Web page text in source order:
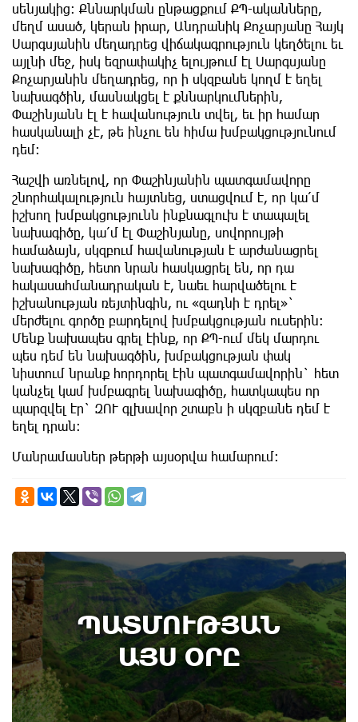
սենյակից։ Քննարկման ընթացքում ՔՊ-ականները,
մեղմ ասած, կերան իրար, Անդրանիկ Քոչարյանը Հայկ
Սարգսյանին մեղադրեց վիճակագրություն կեղծելու եւ
այլնի մեջ, իսկ եզրափակիչ ելույթում էլ Սարգսյանը
Քոչարյանին մեղադրեց, որ ի սկզբանե կողմ է եղել
նախագծին, մասնակցել է քննարկումներին,
Փաշինյանն էլ է հավանություն տվել, եւ իր համար
հասկանալի չէ, թե ինչու են հիմա խմբակցությունում
դեմ։
Հաշվի առնելով, որ Փաշինյանին պատգամավորը
շնորհակալություն հայտնեց, ստացվում է, որ կա՛մ
իշխող խմբակցությունն ինքնագլուխ է տապալել
նախագիծը, կա՛մ էլ Փաշինյանը, սովորույթի
համաձայն, սկզբում հավանության է արժանացրել
նախագիծը, հետո նրան հասկացրել են, որ դա
հակասահմանադրական է, նաեւ հարվածելու է
իշխանության ռեյտինգին, ու «զադնի է դրել»`
մերժելու գործը բարդելով խմբակցության ուսերին։
Մենք նախապես գրել էինք, որ ՔՊ-ում մեկ մարդու
պես դեմ են նախագծին, խմբակցության փակ
նիստում նրանք հորդորել էին պատգամավորին` հետ
կանչել կամ խմբագրել նախագիծը, հատկապես որ
պարզվել էր` ԶՈՒ գլխավոր շտաբն ի սկզբանե դեմ է
եղել դրան։
Մանրամասներ թերթի այսօրվա համարում։
ՊԱՏՄՈՒԹՅԱՆ
ԱՅՍ ՕՐԸ
8th of August
Տեղի է ունեցել Գառնիի ճակատամարտը.
պատմության այս օրը (8 օգոստոս)